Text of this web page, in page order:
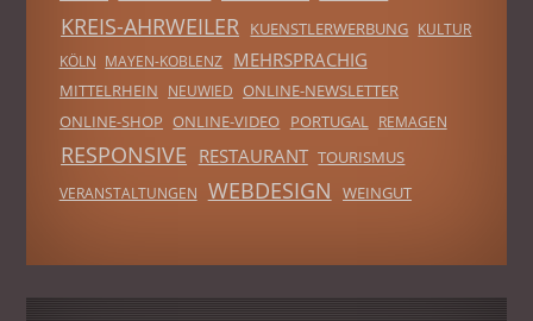
KREIS-AHRWEILER KUENSTLERWERBUNG KULTUR
KÖLN MAYEN-KOBLENZ MEHRSPRACHIG
MITTELRHEIN NEUWIED ONLINE-NEWSLETTER
ONLINE-SHOP ONLINE-VIDEO PORTUGAL REMAGEN
RESPONSIVE RESTAURANT TOURISMUS
VERANSTALTUNGEN WEBDESIGN WEINGUT